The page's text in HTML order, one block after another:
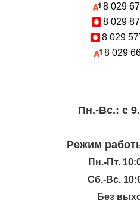
8 029
8 029
8 029
8 029
Пн.-Вc.: с
Режим
Пн.-Пт.
Сб.-Вс.
Без